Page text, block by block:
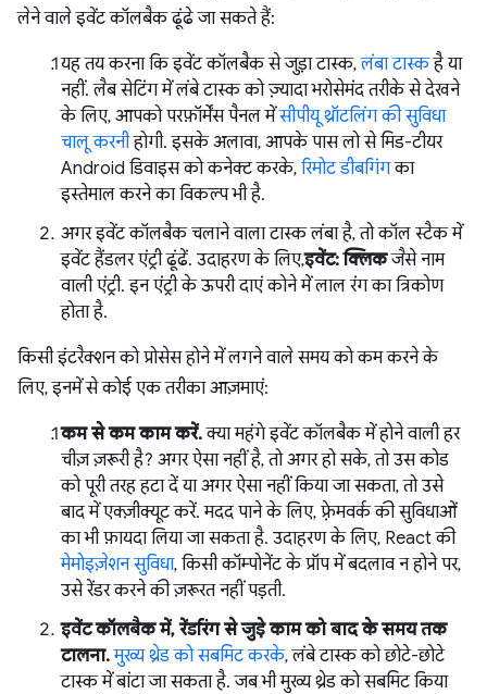
लेने वाले इवेंट कॉलबैक ढूंढे जा सकते हैं:
यह तय करना कि इवेंट कॉलबैक से जुड़ा टास्क,लंबा टास्कहै या
नहीं. लैब सेटिंग में लंबे टास्क को ज़्यादा भरोसेमंद तरीके से देखने
के लिए, आपको परफ़ॉर्मेंस पैनल मेंसीपीयू थ्रॉटलिंग की सुविधा
चालू करनीहोगी. इसके अलावा, आपके पास लो से मिड-टीयर
Android डिवाइस को कनेक्ट करके, रिमोट डीबगिंगका
इस्तेमाल करने का विकल्प भी है.
अगर इवेंट कॉलबैक चलाने वाला टास्क लंबा है, तो कॉल स्टैक में
इवेंट हैंडलर एंट्री ढूंढें. उदाहरण के लिए,इवेंट: क्लिकजैसे नाम
वाली एंट्री. इन एंट्री के ऊपरी दाएं कोने में लाल रंग का त्रिकोण
होता है.
किसी इंटरैक्शन को प्रोसेस होने में लगने वाले समय को कम करने के
लिए, इनमें से कोई एक तरीका आज़माएं:
कम से कम काम करें.क्या महंगे इवेंट कॉलबैक में होने वाली हर
चीज़ ज़रूरी है? अगर ऐसा नहीं है, तो अगर हो सके, तो उस कोड
को पूरी तरह हटा दें या अगर ऐसा नहीं किया जा सकता, तो उसे
बाद में एक्ज़ीक्यूट करें. मदद पाने के लिए, फ़्रेमवर्क की सुविधाओं
का भी फ़ायदा लिया जा सकता है. उदाहरण के लिए, React की
मेमोइज़ेशन सुविधा, किसी कॉम्पोनेंट के प्रॉप में बदलाव न होने पर,
उसे रेंडर करने की ज़रूरत नहीं पड़ती.
इवेंट कॉलबैक में, रेंडरिंग से जुड़े काम को बाद के समय तक
टालना. मुख्य थ्रेड को सबमिट करके, लंबे टास्क को छोटे-छोटे
टास्क में बांटा जा सकता है. जब भी मुख्य थ्रेड को सबमिट किया